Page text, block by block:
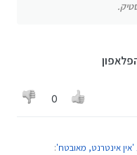
0
'אין אינטרנט, מאובטח':